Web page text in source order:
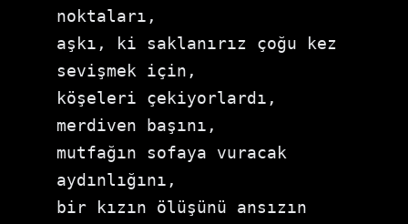
noktaları,
aşkı, ki saklanırız çoğu kez
sevişmek için,
köşeleri çekiyorlardı,
merdiven başını,
mutfağın sofaya vuracak
aydınlığını,
bir kızın ölüşünü ansızın